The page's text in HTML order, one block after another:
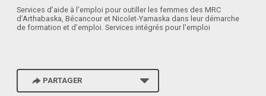
Services d’aide à l’emploi pour outiller les femmes des MRC
d’Arthabaska, Bécancour et Nicolet-Yamaska dans leur démarche
de formation et d’emploi. Services intégrés pour l'emploi
PARTAGER